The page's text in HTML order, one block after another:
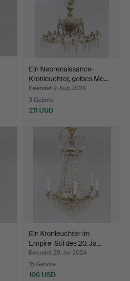
Ein Neorenaissance-
Kronleuchter, gelbes Me…
Beendet 9. Aug 2024
3 Gebote
211 USD
Ein Kronleuchter im
Empire-Stil des 20. Ja…
Beendet 29. Jul 2024
15 Gebote
106 USD